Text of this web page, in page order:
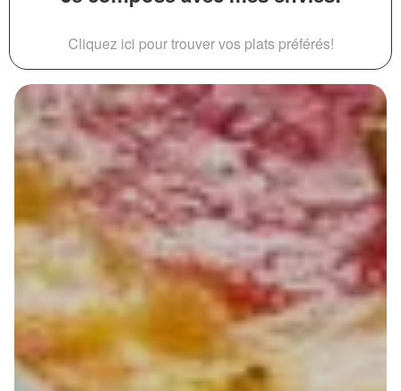
Cliquez ici pour trouver vos plats préférés!